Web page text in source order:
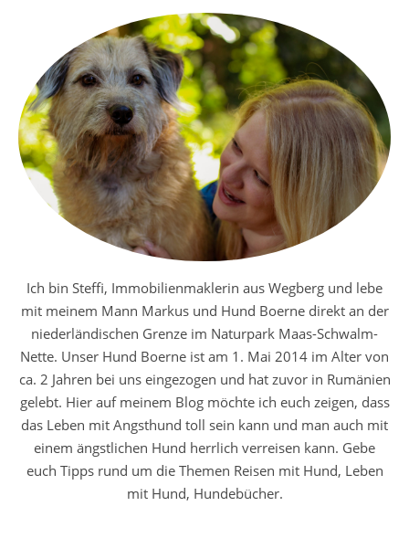
Ich bin Steffi, Immobilienmaklerin aus Wegberg und lebe
mit meinem Mann Markus und Hund Boerne direkt an der
niederländischen Grenze im Naturpark Maas-Schwalm-
Nette. Unser Hund Boerne ist am 1. Mai 2014 im Alter von
ca. 2 Jahren bei uns eingezogen und hat zuvor in Rumänien
gelebt. Hier auf meinem Blog möchte ich euch zeigen, dass
das Leben mit Angsthund toll sein kann und man auch mit
einem ängstlichen Hund herrlich verreisen kann. Gebe
euch Tipps rund um die Themen Reisen mit Hund, Leben
mit Hund, Hundebücher.